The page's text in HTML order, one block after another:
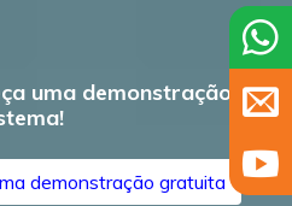
uma demonstração do
demonstração gratuita